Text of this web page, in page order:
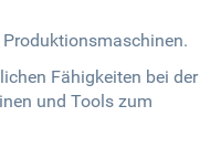
Fähigkeiten bei der
und Tools zum